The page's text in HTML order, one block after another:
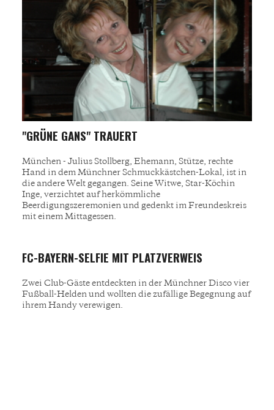
"GRÜNE GANS" TRAUERT
München - Julius Stollberg, Ehemann, Stütze, rechte
Hand in dem Münchner Schmuckkästchen-Lokal, ist in
die andere Welt gegangen. Seine Witwe, Star-Köchin
Inge, verzichtet auf herkömmliche
Beerdigungszeremonien und gedenkt im Freundeskreis
mit einem Mittagessen.
FC-BAYERN-SELFIE MIT PLATZVERWEIS
Zwei Club-Gäste entdeckten in der Münchner Disco vier
Fußball-Helden und wollten die zufällige Begegnung auf
ihrem Handy verewigen.